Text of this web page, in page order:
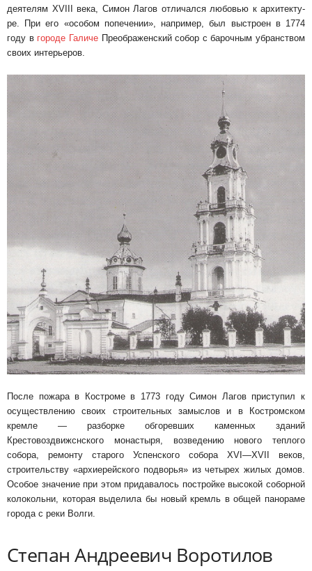
деятелям XVIII века, Симон Лагов отличался любовью к архитекту­
ре. При его «особом попечении», например, был выстроен в 1774
году в городе ГаличеПре­ображенский собор с барочным убранством
сво­их интерьеров.
После пожара в Костроме в 1773 году Симон Лагов приступил к
осуществле­нию своих строительных замыслов и в Костром­ском
кремле — разборке обгоревших каменных зданий
Крестовоздвижснского монастыря, возведению нового теплого
собора, ремонту старого Успенского собора XVI—XVII веков,
строитель­ству «архиерейского подворья» из четырех жи­лых домов.
Особое значение при этом придава­лось постройке высокой соборной
колокольни, которая выделила бы новый кремль в общей па­нораме
города с реки Волги.
Степан Андреевич Воротилов